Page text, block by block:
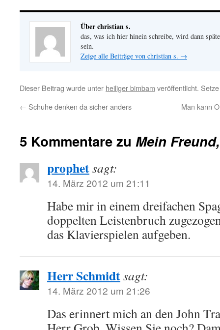
Über christian s.
das, was ich hier hinein schreibe, wird dann
sein.
Zeige alle Beiträge von christian s. →
Dieser Beitrag wurde unter heiliger bimbam veröffentlicht.
← Schuhe denken da sicher anders Man kann
5 Kommentare zu Mein
prophetsagt:
14. März 2012 um 21:11
Habe mir in einem dreifachen
doppelten Leistenbruch
das Klavierspielen aufgeben.
Herr Schmidtsagt:
14. März 2012 um 21:26
Das erinnert mich an den John